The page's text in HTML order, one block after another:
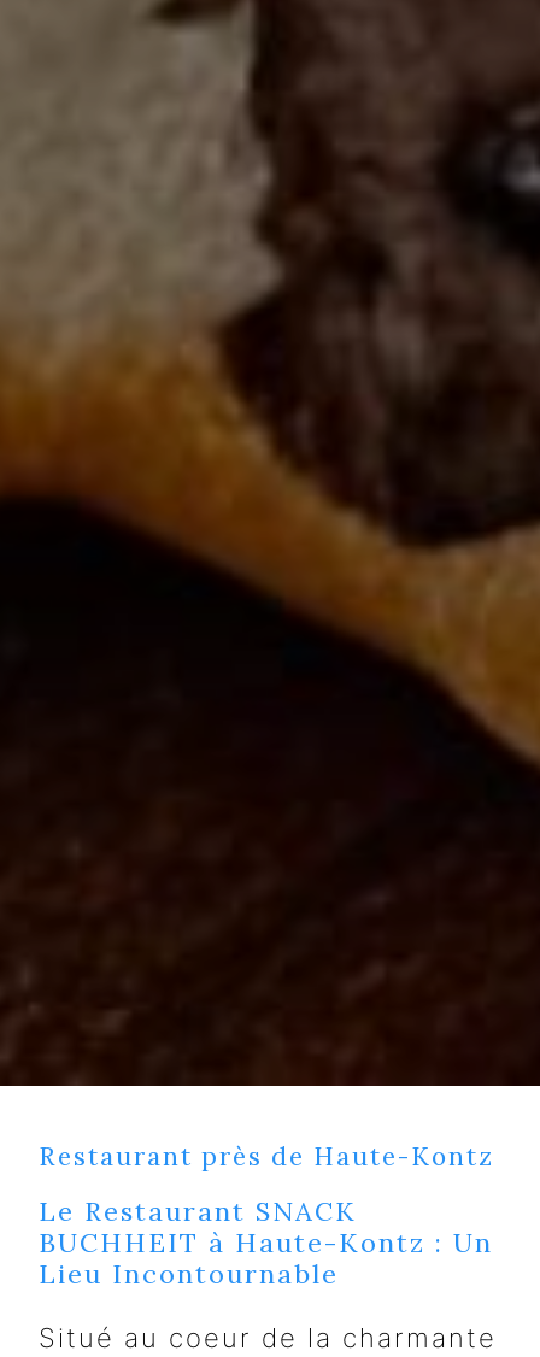
Restaurant près de Haute-Kontz
Le Restaurant SNACK
BUCHHEIT à Haute-Kontz : Un
Lieu Incontournable
Situé au coeur de la charmante